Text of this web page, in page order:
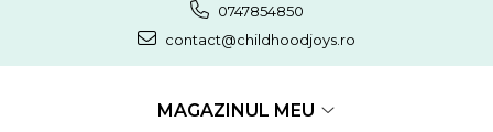
0747854850
contact@childhoodjoys.ro
MAGAZINUL MEU